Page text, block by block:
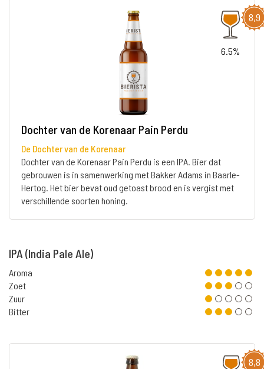
8,9
6.5%
Dochter van de Korenaar Pain Perdu
De Dochter van de Korenaar
Dochter van de Korenaar Pain Perdu is een IPA. Bier dat
gebrouwen is in samenwerking met Bakker Adams in Baarle-
Hertog. Het bier bevat oud getoast brood en is vergist met
verschillende soorten honing.
IPA (India Pale Ale)
Aroma
Zoet
Zuur
Bitter
8,8